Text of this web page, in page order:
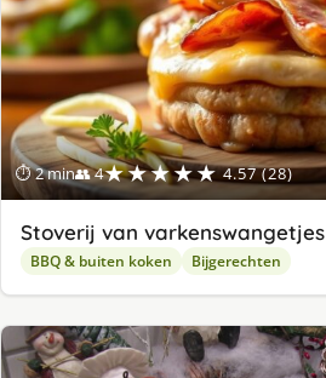
⏱ 2 min👥 4★★★★★ 4.57 (28)
Stoverij van varkenswangetjes
BBQ & buiten koken Bijgerechten